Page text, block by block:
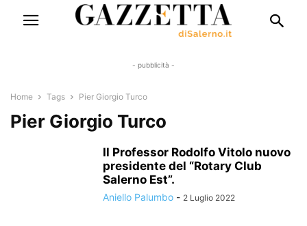
- pubblicità -
Home Tags Pier Giorgio Turco
Pier Giorgio Turco
Il Professor Rodolfo Vitolo nuovo
presidente del “Rotary Club
Salerno Est”.
Aniello Palumbo - 2 Luglio 2022